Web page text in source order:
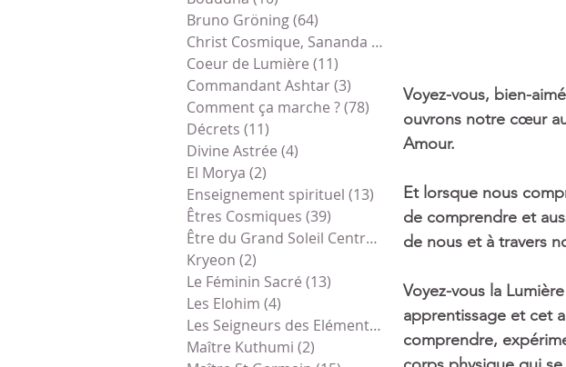
Bruno Gröning(64)
Christ Cosmique, Sananda (79)
Coeur de Lumière (11)
Commandant Ashtar(3)
Comment ça marche ?(78) 78 posts
Décrets (11)
Divine Astrée (4)
El Morya (2)
Enseignement spirituel (13) 13 posts
Êtres Cosmiques (39)
Être du Grand Soleil Central
1 post
Kryeon (2)
Le Féminin Sacré (13)
Les Elohim (4)
Les Seigneurs des Eléments
1 post
Maître Kuthumi (2)
Voyez-vous, bien-
ouvrons notre cœur
Amour.
Et lorsque nous
de comprendre et
de nous et à travers
Voyez-vous la
apprentissage et cet
comprendre,